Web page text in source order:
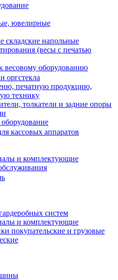
ювелирные
складские напольные
(весы с печатью
оборудованию
оргстекла
печатную продукцию,
технику
толкатели и задние опоры
кассовых аппаратов
и комплектующие
систем
и комплектующие
покупательские и грузовые